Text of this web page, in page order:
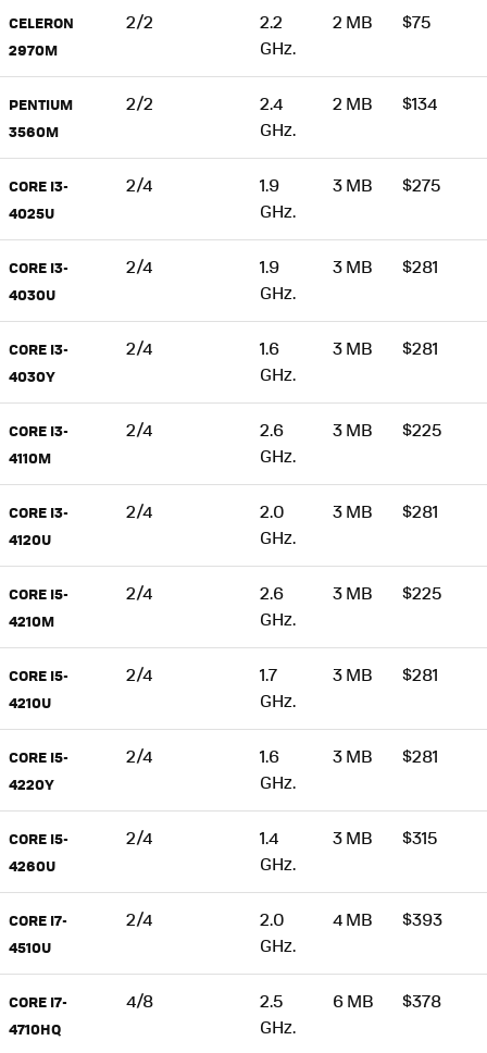
CELERON
2970M
2/2
2.2
GHz.
2 MB $75
PENTIUM
3560M
2/2
2.4
GHz.
2 MB $134
CORE I3-
4025U
2/4
1.9
GHz.
3 MB $275
CORE I3-
4030U
2/4
1.9
GHz.
3 MB $281
CORE I3-
4030Y
2/4
1.6
GHz.
3 MB $281
CORE I3-
4110M
2/4
2.6
GHz.
3 MB $225
CORE I3-
4120U
2/4
2.0
GHz.
3 MB $281
CORE I5-
4210M
2/4
2.6
GHz.
3 MB $225
CORE I5-
4210U
2/4
1.7
GHz.
3 MB $281
CORE I5-
4220Y
2/4
1.6
GHz.
3 MB $281
CORE I5-
4260U
2/4
1.4
GHz.
3 MB $315
CORE I7-
4510U
2/4
2.0
GHz.
4 MB $393
CORE I7-
4710HQ
4/8
2.5
GHz.
6 MB $378